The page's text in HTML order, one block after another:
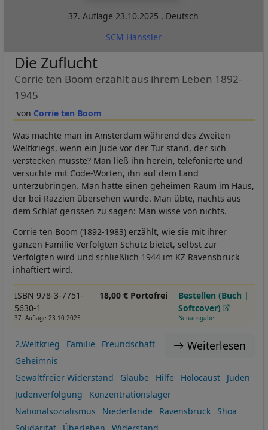
37. Auflage23.10.2025 , Deutsch
SCM Hänssler
Corrie ten Boom
Die Zuflucht
Corrie ten Boom erzählt aus ihrem Leben 1892-
1945
Was machte man in Amsterdam während des Zweiten
Weltkriegs, wenn ein Jude vor der Tür stand, der sich
verstecken musste? Man ließ ihn herein, telefonierte und
versuchte mit Code-Worten, ihn auf dem Land
unterzubringen. Man hatte einen geheimen Raum im Haus,
der bei Razzien übersehen wurde. Man übte, nachts aus
dem Schlaf gerissen zu sagen: Man wisse von nichts.
Corrie ten Boom (1892-1983) erzählt, wie sie mit ihrer
ganzen Familie Verfolgten Schutz bietet, selbst zur
Verfolgten wird und schließlich 1944 im KZ Ravensbrück
inhaftiert wird.
ISBN 978-3-7751-
5630-1
37. Auflage 23.10.2025
18,00 € Portofrei
Bestellen (Buch |
Softcover)
Neuausgabe
Weiterlesen
2.Weltkrieg Familie
Freundschaft
Geheimnis
Gewaltfreier Widerstand
Glaube Hilfe Holocaust
Juden
Judenverfolgung
Konzentrationslager
Nationalsozialismus
Niederlande Ravensbrück
Shoa